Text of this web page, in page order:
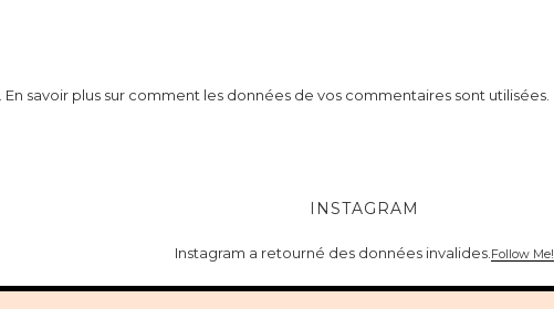
En savoir plus sur comment les données de vos commentaires sont utilisées
INSTAGRAM
Instagram a retourné des données invalides. Follow Me!